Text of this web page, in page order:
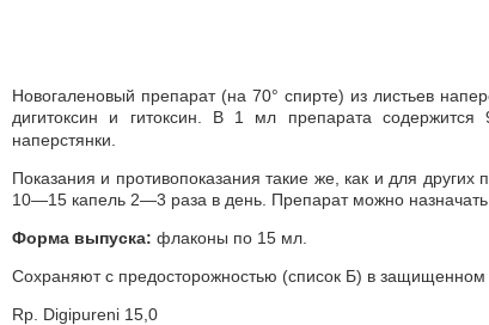
Новогаленовый препарат (на 70° спирте) из листьев
дигитоксин и гитоксин. В 1 мл препарата
наперстянки.
Показания и противопоказания такие же, как и для
10—15 капель 2—3 раза в день. Препарат можно назначать
Форма выпуска: флаконы по 15 мл.
Сохраняют с предосторожностью (список Б) в защищенном
Rp. Digipureni 15,0